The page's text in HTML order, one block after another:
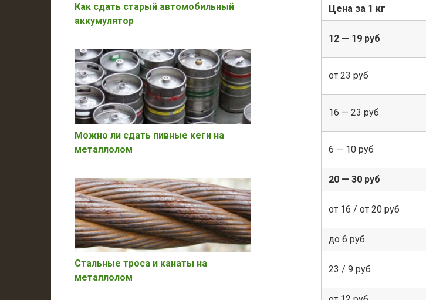
Цена за 1 кг
12 — 19 руб
от 23 руб
16 — 23 руб
6 — 10 руб
20 — 30 руб
от 16 / от 20 руб
до 6 руб
23 / 9 руб
Как сдать старый автомобильный
аккумулятор
Можно ли сдать пивные кеги на
металлолом
Стальные троса и канаты на
металлолом